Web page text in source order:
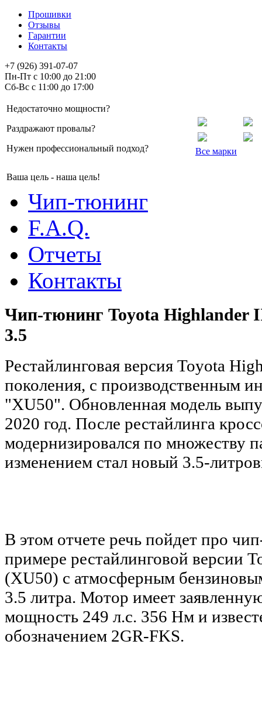
Прошивки
Отзывы
Гарантии
Контакты
+7 (926) 391-07-07
Пн-Пт с 10:00 до 21:00
Сб-Вс с 11:00 до 17:00
Недостаточно мощности?
Раздражают провалы?
Нужен профессиональный подход?
Ваша цель - наша цель!
Все марки
Чип-тюнинг
F.A.Q.
Отчеты
Контакты
Чип-тюнинг Toyota Highlander
3.5
Рестайлинговая версия Toyota
поколения, с производственным
"XU50". Обновленная модель
2020 год. После рестайлинга
модернизировался по множеству
изменением стал новый 3.5-
В этом отчете речь пойдет про
примере рестайлинговой версии
(XU50) с атмосферным
3.5 литра. Мотор имеет
мощность 249 л.с. 356 Нм и
обозначением 2GR-FKS.